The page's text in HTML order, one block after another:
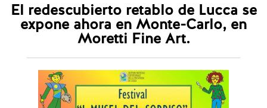
El redescubierto retablo de Lucca se
expone ahora en Monte-Carlo, en
Moretti Fine Art.